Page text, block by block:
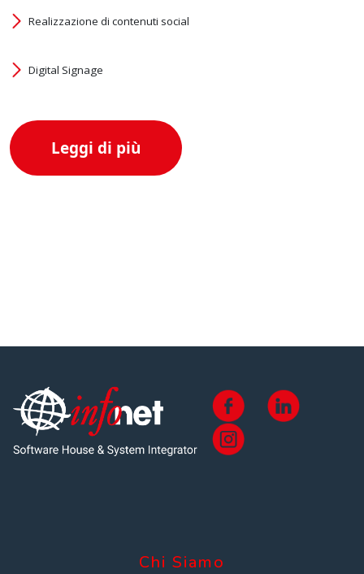
Realizzazione di contenuti social
Digital Signage
Leggi di più
Chi Siamo